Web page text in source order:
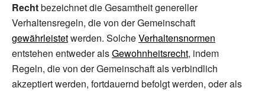
Rechtbezeichnet die Gesamtheit genereller
Verhaltensregeln, die von der Gemeinschaft
gewährleistetwerden. SolcheVerhaltensnormen
entstehen entweder alsGewohnheitsrecht, indem
Regeln, die von der Gemeinschaft als verbindlich
akzeptiert werden, fortdauernd befolgt werden, oder als